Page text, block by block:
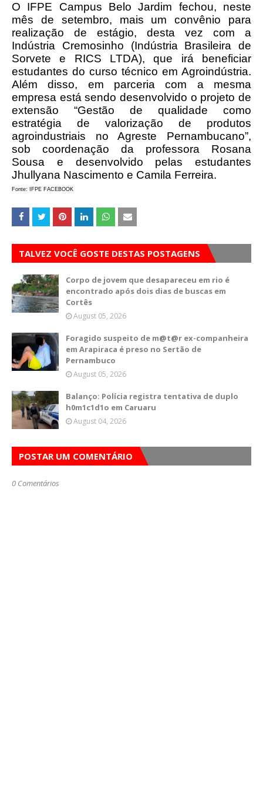
O IFPE Campus Belo Jardim fechou, neste
mês de setembro, mais um convênio para
realização de estágio, desta vez com a
Indústria Cremosinho (Indústria Brasileira de
Sorvete e RICS LTDA), que irá beneficiar
estudantes do curso técnico em Agroindústria.
Além disso, em parceria com a mesma
empresa está sendo desenvolvido o projeto de
extensão “Gestão de qualidade como
estratégia de valorização de produtos
agroindustriais no Agreste Pernambucano”,
sob coordenação da professora Rosana
Sousa e desenvolvido pelas estudantes
Jhullyana Nascimento e Camila Ferreira.
Fonte: IFPE FACEBOOK
TALVEZ VOCÊ GOSTE DESTAS POSTAGENS
Corpo de jovem que desapareceu em rio é
encontrado após dois dias de buscas em
Cortês
August 05, 2026
Foragido suspeito de m@t@r ex-companheira
em Arapiraca é preso no Sertão de
Pernambuco
August 05, 2026
Balanço: Polícia registra tentativa de duplo
h0m1c1d1o em Caruaru
August 04, 2026
POSTAR UM COMENTÁRIO
0 Comentários